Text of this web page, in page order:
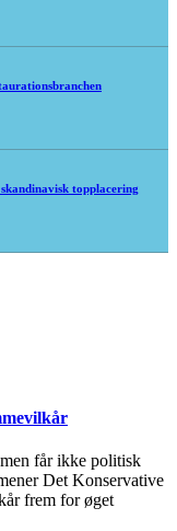
topplacering
får ikke politisk
Det Konservative
frem for øget